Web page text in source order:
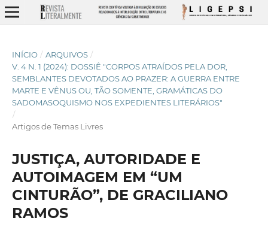
INÍCIO / ARQUIVOS /
V. 4 N. 1 (2024): DOSSIÊ "CORPOS ATRAÍDOS PELA DOR,
SEMBLANTES DEVOTADOS AO PRAZER: A GUERRA ENTRE
MARTE E VÊNUS OU, TÃO SOMENTE, GRAMÁTICAS DO
SADOMASOQUISMO NOS EXPEDIENTES LITERÁRIOS"
/
Artigos de Temas Livres
JUSTIÇA, AUTORIDADE E
AUTOIMAGEM EM “UM
CINTURÃO”, DE GRACILIANO
RAMOS